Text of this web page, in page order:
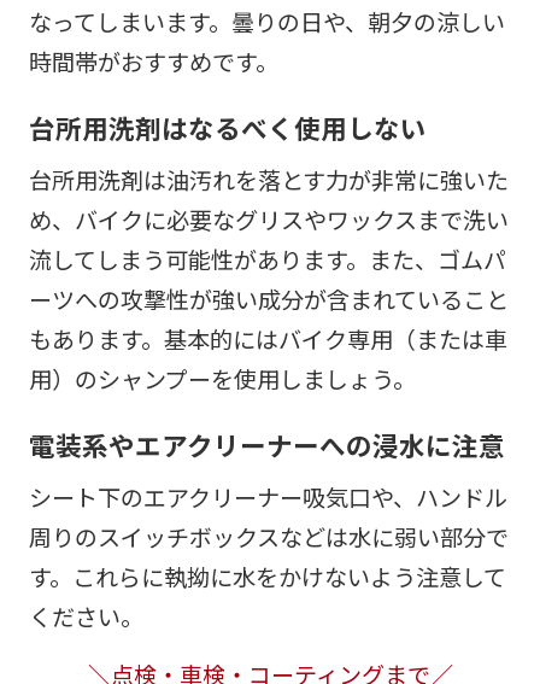
なってしまいます。曇りの日や、朝夕の涼しい
時間帯がおすすめです。
台所用洗剤はなるべく使用しない
台所用洗剤は油汚れを落とす力が非常に強いた
め、バイクに必要なグリスやワックスまで洗い
流してしまう可能性があります。また、ゴムパ
ーツへの攻撃性が強い成分が含まれていること
もあります。基本的にはバイク専用（または車
用）のシャンプーを使用しましょう。
電装系やエアクリーナーへの浸水に注意
シート下のエアクリーナー吸気口や、ハンドル
周りのスイッチボックスなどは水に弱い部分で
す。これらに執拗に水をかけないよう注意して
ください。
＼点検・車検・コーティングまで／